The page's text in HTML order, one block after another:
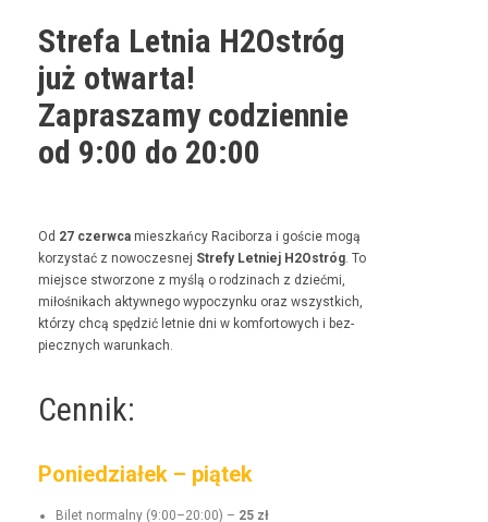
Strefa Letnia H2Ostróg
już otwarta!
Zapraszamy codziennie
od 9:00 do 20:00
Od 27 czer­w­ca mieszkań­cy Raci­borza i goś­cie mogą
korzys­tać z nowoczes­nej Stre­fy Let­niej H2Ostróg. To
miejsce stwor­zone z myślą o rodz­i­nach z dzieć­mi,
miłośnikach akty­wnego wypoczynku oraz wszys­t­kich,
którzy chcą spędz­ić let­nie dni w kom­for­towych i bez­
piecznych warunkach.
Cennik:
Poniedziałek – piątek
Bilet nor­mal­ny (9:00–20:00) – 25 zł